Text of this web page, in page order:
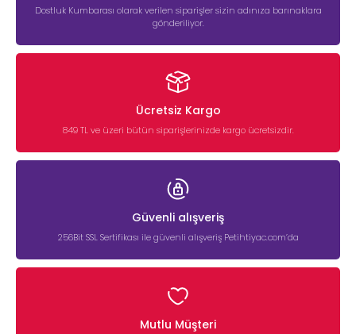
Dostluk Kumbarası olarak verilen siparişler sizin adınıza barınaklara
gönderiliyor.
Ücretsiz Kargo
849 TL ve üzeri bütün siparişlerinizde kargo ücretsizdir.
Güvenli alışveriş
256Bit SSL Sertifikası ile güvenli alışveriş Petihtiyac.com’da
Mutlu Müşteri